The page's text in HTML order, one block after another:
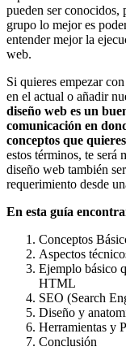
pueden ser conocidos,
grupo lo mejor es
entender mejor la
web.
Si quieres empezar
en el actual o añadir
diseño web es un
comunicación en
conceptos que
estos términos, te será
diseño web también
requerimiento desde
En esta guía
Conceptos
Aspectos
Ejemplo básico
HTML
SEO (Search
Diseño y
Herramientas y
Conclusión